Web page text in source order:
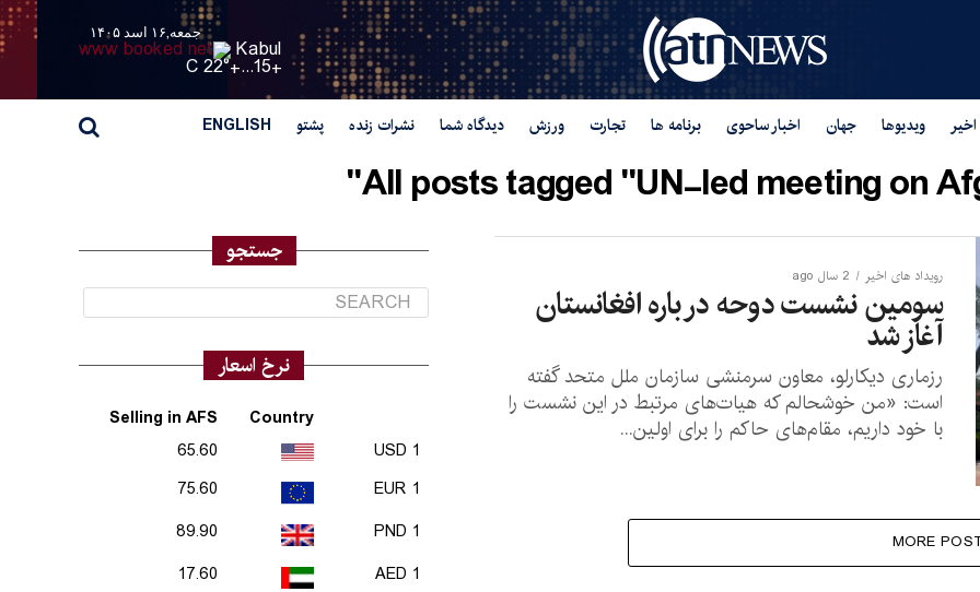
جمعه,۱۶ اسد ۱۴۰۵
Kabul
+
15...
+
22° C
ویدیوها جهان اخبار ساحوی برنامه ها تجارت ورزش دیدگاه شما نشرات زنده پشتو ENGLISH
All posts tagged "UN-led meeting on
رویداد های اخیر 2 سال ago
سومین نشست دوحه در باره افغانستان
آغاز شد
رزماری دیکارلو، معاون سرمنشی سازمان ملل متحد گفته
است: «من خوشحالم که هیات‌های مرتبط در این نشست را
با خود داریم، مقام‌های حاکم را برای اولین...
MORE
جستجو
نرخ اسعار
Country
Selling in AFS
1 USD
65.60
1 EUR
75.60
1 PND
89.90
1 AED
17.60